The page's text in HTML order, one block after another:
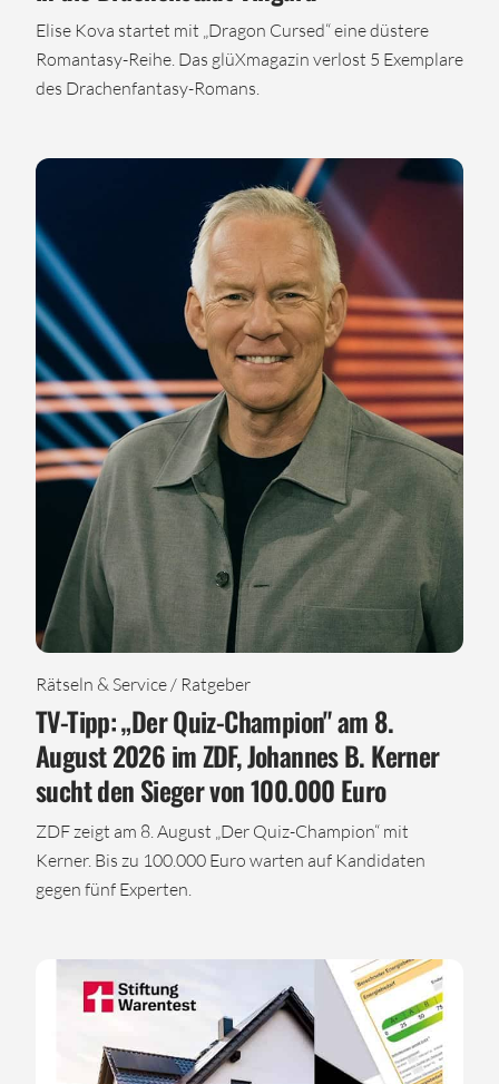
Elise Kova startet mit „Dragon Cursed“ eine düstere
Romantasy-Reihe. Das glüXmagazin verlost 5 Exemplare
des Drachenfantasy-Romans.
Rätseln & Service / Ratgeber
TV-Tipp: „Der Quiz-Champion" am 8.
August 2026 im ZDF, Johannes B. Kerner
sucht den Sieger von 100.000 Euro
ZDF zeigt am 8. August „Der Quiz-Champion“ mit
Kerner. Bis zu 100.000 Euro warten auf Kandidaten
gegen fünf Experten.